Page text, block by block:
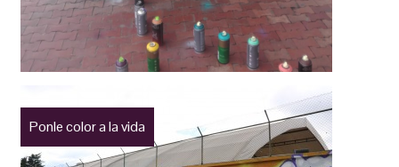
Ponle color a la vida